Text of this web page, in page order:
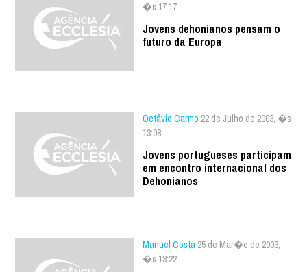
�s 17:17
Jovens dehonianos pensam o
futuro da Europa
Octávio Carmo 22 de Julho de 2003, �s
13:08
Jovens portugueses participam
em encontro internacional dos
Dehonianos
Manuel Costa 25 de Mar�o de 2003,
�s 13:22